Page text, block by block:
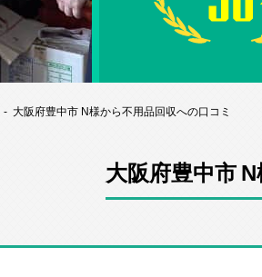
大阪府豊中市 N様から不用品回収への口コミ
大阪府豊中市